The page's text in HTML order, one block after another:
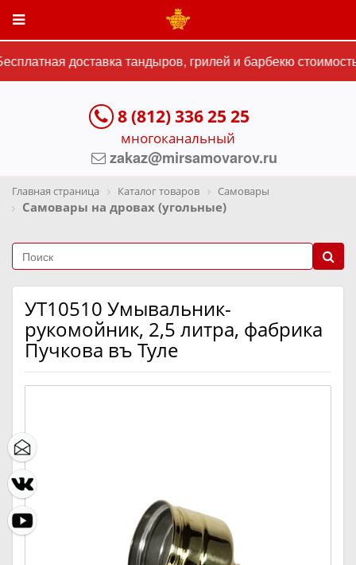
доставка тандыров, грилей и барбекю
8 (812) 336 25 25
многоканальный
zakaz@mirsamovarov.ru
Главная страница Каталог товаров Самовары
Самовары на дровах (угольные)
УТ10510 Умывальник-
рукомойник, 2,5 литра, фабрика
Пучкова въ Туле